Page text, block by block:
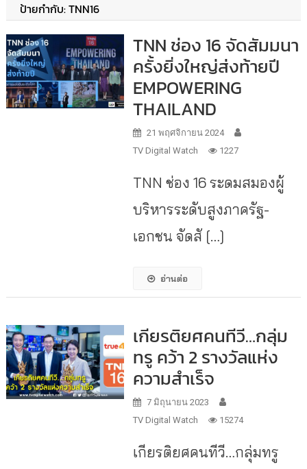
ป้ายกำกับ:TNN16
TNN ช่อง 16 จัดสัมมนา
ครั้งยิ่งใหญ่ส่งท้ายปี
EMPOWERING
THAILAND
21 พฤศจิกายน 2024
TV Digital Watch
1227
TNN ช่อง 16 ระดมสมองผู้
บริหารระดับสูงภาครัฐ-
เอกชน จัดสั […]
อ่านต่อ
เกียรติยศคนทีวี…กลุ่ม
ทรู คว้า 2 รางวัลแห่ง
ความสำเร็จ
7 มิถุนายน 2023
TV Digital Watch
15274
เกียรติยศคนทีวี…กลุ่มทรู